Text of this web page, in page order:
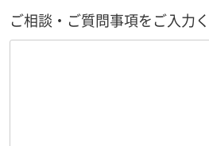
ご相談・ご質問事項をご入力く